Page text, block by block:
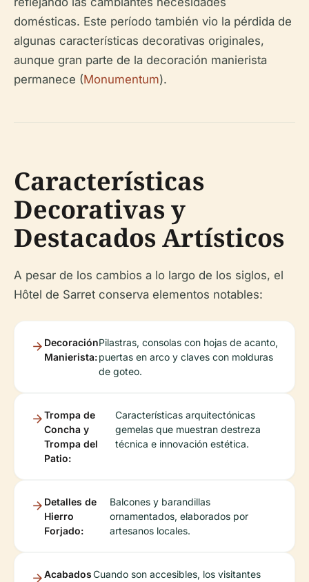
domésticas. Este período también vio la pérdida de
algunas características decorativas originales,
aunque gran parte de la decoración manierista
permanece (Monumentum).
Características
Decorativas y
Destacados Artísticos
A pesar de los cambios a lo largo de los siglos, el
Hôtel de Sarret conserva elementos notables:
Decoración
Manierista:
Pilastras, consolas con hojas de acanto,
puertas en arco y claves con molduras
de goteo.
Trompa de
Concha y
Trompa del
Patio:
Características arquitectónicas
gemelas que muestran destreza
técnica e innovación estética.
Detalles de
Hierro
Forjado:
Balcones y barandillas
ornamentados, elaborados por
artesanos locales.
AcabadosCuando son accesibles, los visitantes